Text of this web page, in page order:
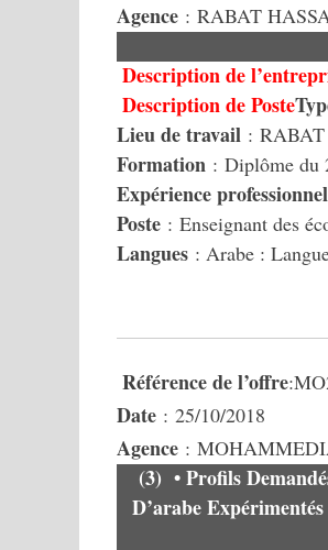
Agence : RABAT
Description de
Description de Poste
Lieu de travail :
Formation : Diplôme du
Expérience
Poste : Enseignant des
Langues : Arabe :
Référence de l’offre
Date : 25/10/2018
Agence :
(3) • Profils
D’arabe